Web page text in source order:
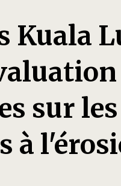
Kuala
sur les
à